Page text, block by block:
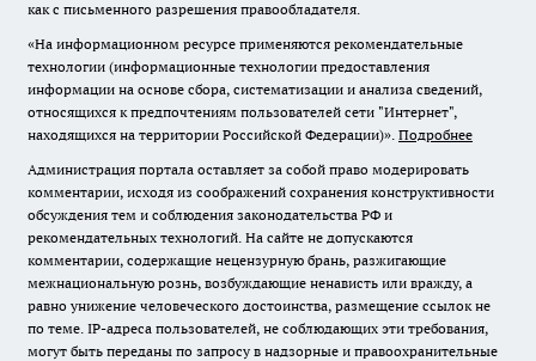
как с письменного разрешения правообладателя.
«На информационном ресурсе применяются рекомендательные
технологии (информационные технологии предоставления
информации на основе сбора, систематизации и анализа сведений,
относящихся к предпочтениям пользователей сети "Интернет",
находящихся на территории Российской Федерации)». Подробнее
Администрация портала оставляет за собой право модерировать
комментарии, исходя из соображений сохранения конструктивности
обсуждения тем и соблюдения законодательства РФ и
рекомендательных технологий. На сайте не допускаются
комментарии, содержащие нецензурную брань, разжигающие
межнациональную рознь, возбуждающие ненависть или вражду, а
равно унижение человеческого достоинства, размещение ссылок не
по теме. IP-адреса пользователей, не соблюдающих эти требования,
могут быть переданы по запросу в надзорные и правоохранительные